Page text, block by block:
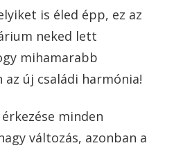
is éled épp, ez az
neked lett
mihamarabb
az új családi harmónia!
minden
változás, azonban a